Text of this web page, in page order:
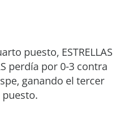
puesto, ESTRELLAS
perdía por 0-3 contra
ganando el tercer
puesto.